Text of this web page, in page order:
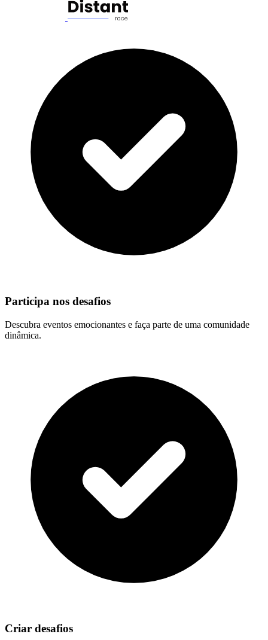
Participa nos desafios
Descubra eventos emocionantes e faça parte de uma comunidade
dinâmica.
Criar desafios